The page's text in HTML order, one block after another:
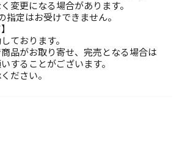
変更になる場合があります。
指定はお受けできません。
ております。
品がお取り寄せ、完売となる場合は
することがございます。
ださい。